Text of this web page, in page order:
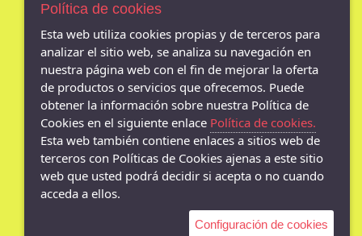
AVISO LEGAL
POLÍTICA DE COOKIES
ENVÍOS Y DEVOLUCIONES
POLÍTICA DE PRIVACIDAD
- Av. Madrid 18 bajo, Jaén - 23001 (Jaén)
Política de cookies
Esta web utiliza cookies propias y de terceros para
analizar el sitio web, se analiza su navegación en
nuestra página web con el fin de mejorar la oferta
de productos o servicios que ofrecemos. Puede
obtener la información sobre nuestra Política de
Cookies en el siguiente enlace Política de cookies.
Esta web también contiene enlaces a sitios web de
terceros con Políticas de Cookies ajenas a este sitio
web que usted podrá decidir si acepta o no cuando
acceda a ellos.
Configuración de cookies